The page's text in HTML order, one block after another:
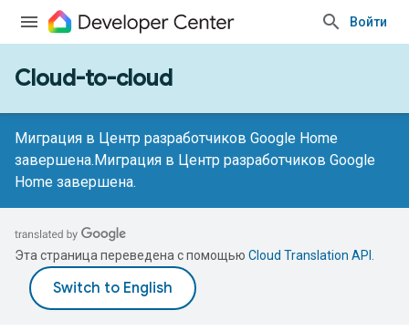
Войти
Cloud-to-cloud
Миграция в Центр разработчиков Google Home
завершена.Миграция в Центр разработчиков Google
Home завершена.
Эта страница переведена с помощью Cloud Translation API